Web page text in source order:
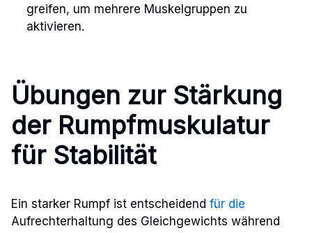
greifen, um mehrere Muskelgruppen zu
aktivieren.
Übungen zur Stärkung
der Rumpfmuskulatur
für Stabilität
Ein starker Rumpf ist entscheidend für die
Aufrechterhaltung des Gleichgewichts während